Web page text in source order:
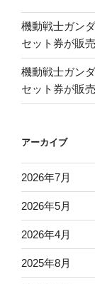
機動戦士ガン
セット券が販
機動戦士ガン
セット券が販
アーカイブ
2026年7月
2026年5月
2026年4月
2025年8月